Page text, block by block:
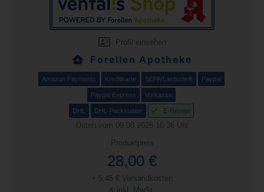
Profil einsehen
Forellen Apotheke
Amazon Payments Kreditkarte SEPA/Lastschrift Paypal
Paypal Express Vorkasse
DHL DHL Packstation E-Rezept
Daten vom 09.08.2026 16:36 Uhr
Produktpreis
28,00 €
+ 5,45 € Versandkosten
& inkl. MwSt.